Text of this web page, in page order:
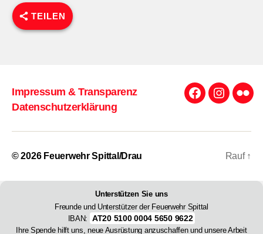
TEILEN
Impressum & Transparenz
Datenschutzerklärung
Facebook
© 2026 Feuerwehr Spittal/Drau Rauf ↑
Unterstützen Sie uns
Freunde und Unterstützer der Feuerwehr Spittal
IBAN: AT20 5100 0004 5650 9622
Ihre Spende hilft uns, neue Ausrüstung anzuschaffen und unsere Arbeit